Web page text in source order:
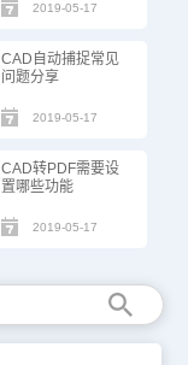
2019-05-17
CAD自动捕捉常见
问题分享
2019-05-17
CAD转PDF需要设
置哪些功能
2019-05-17